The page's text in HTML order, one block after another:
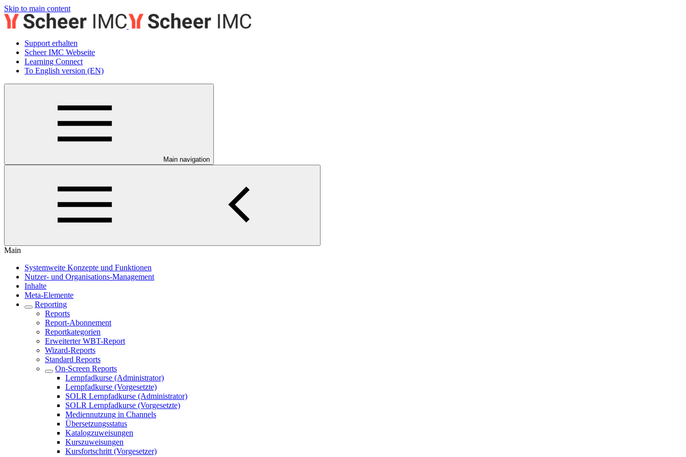
Skip to main content
Support erhalten
Scheer IMC Webseite
Learning Connect
To English version (EN)
Main navigation
Main
Systemweite Konzepte und Funktionen
Nutzer- und Organisations-Management
Inhalte
Meta-Elemente
Reporting
Reports
Report-Abonnement
Reportkategorien
Erweiterter WBT-Report
Wizard-Reports
Standard Reports
On-Screen Reports
Lernpfadkurse (Administrator)
Lernpfadkurse (Vorgesetzte)
SOLR Lernpfadkurse (Administrator)
SOLR Lernpfadkurse (Vorgesetzte)
Mediennutzung in Channels
Übersetzungsstatus
Katalogzuweisungen
Kurszuweisungen
Kursfortschritt (Vorgesetzer)